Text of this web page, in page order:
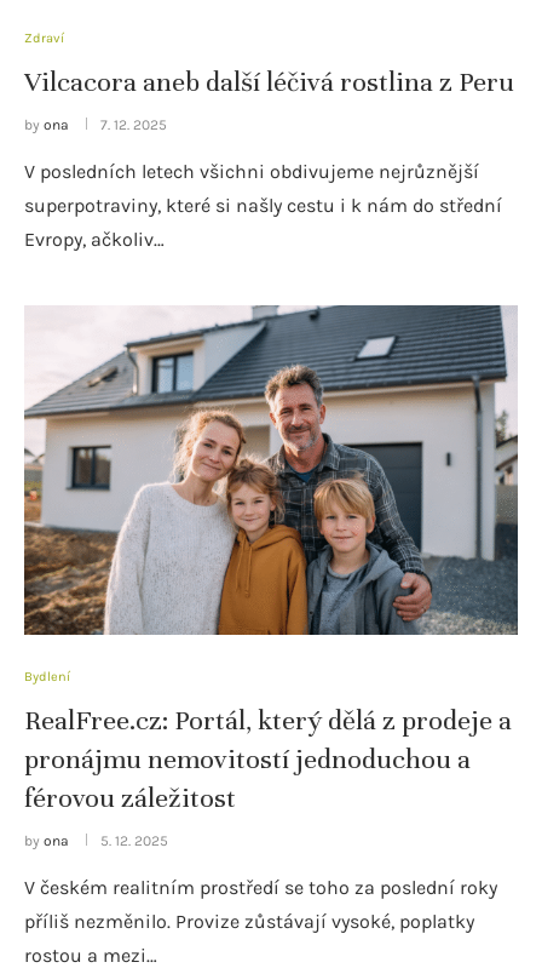
Zdraví
Vilcacora aneb další léčivá rostlina z Peru
by ona 7. 12. 2025
V posledních letech všichni obdivujeme nejrůznější
superpotraviny, které si našly cestu i k nám do střední
Evropy, ačkoliv…
Bydlení
RealFree.cz: Portál, který dělá z prodeje a
pronájmu nemovitostí jednoduchou a
férovou záležitost
by ona 5. 12. 2025
V českém realitním prostředí se toho za poslední roky
příliš nezměnilo. Provize zůstávají vysoké, poplatky
rostou a mezi…